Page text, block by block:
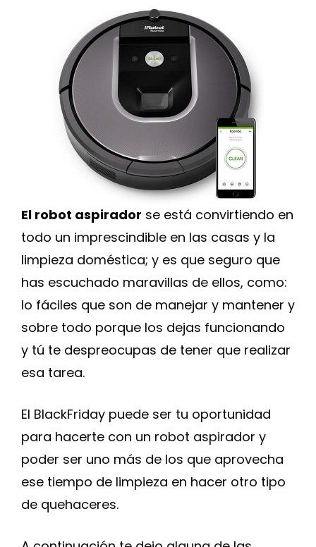
El robot aspirador se está convirtiendo en
todo un imprescindible en las casas y la
limpieza doméstica; y es que seguro que
has escuchado maravillas de ellos, como:
lo fáciles que son de manejar y mantener y
sobre todo porque los dejas funcionando
y tú te despreocupas de tener que realizar
esa tarea.
El BlackFriday puede ser tu oportunidad
para hacerte con un robot aspirador y
poder ser uno más de los que aprovecha
ese tiempo de limpieza en hacer otro tipo
de quehaceres.